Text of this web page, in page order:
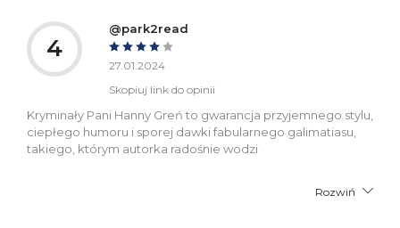
4
@park2read
27.01.2024
Skopiuj link do opinii
Kryminały Pani Hanny Greń to gwarancja przyjemnego stylu,
ciepłego humoru i sporej dawki fabularnego galimatiasu,
takiego, którym autorka radośnie wodzi
Rozwiń